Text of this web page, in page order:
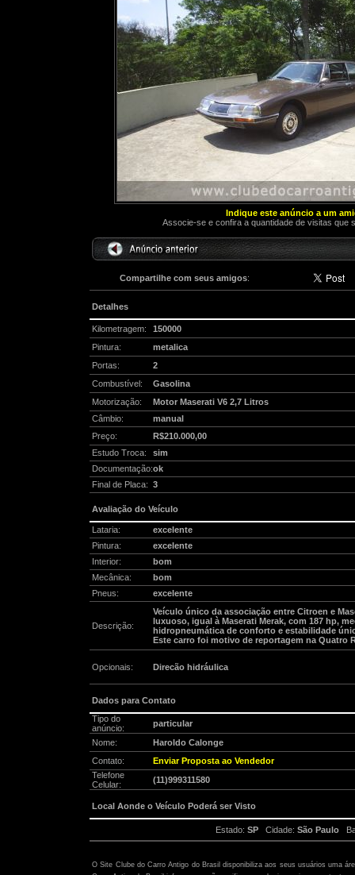
Indique este anúncio a um
Associe-se e confira a quantidade de visitas que
Compartilhe com seus amigos:
Detalhes
Kilometragem:
150000
Pintura:
metalica
Portas:
2
Combustível:
Gasolina
Motorização:
Motor Maserati V6 2,7 Litros
Câmbio:
manual
Preço:
R$210.000,00
Estudo Troca:
sim
Documentação:ok
Final de Placa: 3
Avaliação do Veículo
Lataria:
excelente
Pintura:
excelente
Interior:
bom
Mecânica:
bom
Pneus:
excelente
Descrição:
Veículo único da associação entre Citroen e
luxuoso, igual à Maserati Merak, com 187 hp,
hidropneumática de conforto e estabilidade
Este carro foi motivo de reportagem na Quatro
Opcionais: Direcão hidráulica
Dados para Contato
Tipo do
anúncio:
particular
Nome:
Haroldo Calonge
Contato:
Enviar Proposta ao Vendedor
Telefone
Celular:
(11)999311580
Local Aonde o Veículo Poderá ser Visto
Estado: SP Cidade: São Paulo
O Site Clube do Carro Antigo do Brasil disponibiliza aos seus usuários uma